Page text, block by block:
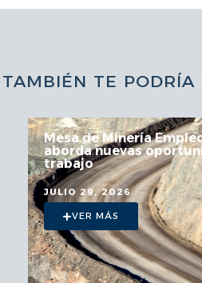
TAMBIÉN TE PODRÍA
Mesa de Minería Empleo
aborda nuevas
trabajo
JULIO 29, 2026
VER MÁS